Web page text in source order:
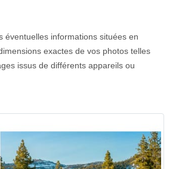
éventuelles informations situées en
exactes de vos photos telles
issus de différents appareils ou